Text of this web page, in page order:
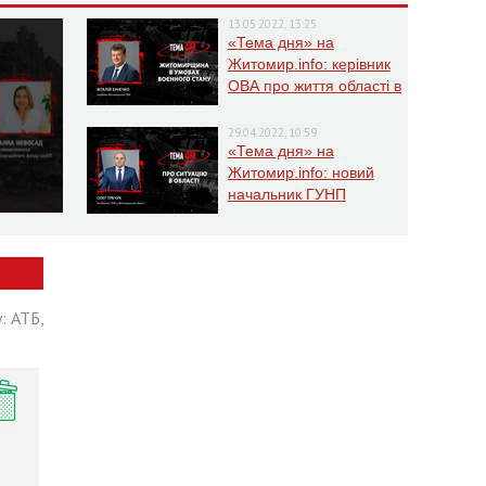
13.05.2022, 13:25
«Тема дня» на
Житомир.info: керівник
ОВА про життя області в
29.04.2022, 10:59
«Тема дня» на
Житомир.info: новий
начальник ГУНП
АТБ,